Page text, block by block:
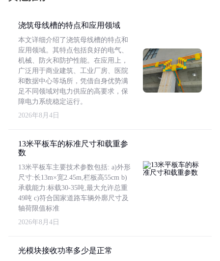
浇筑母线槽的特点和应用领域
本文详细介绍了浇筑母线槽的特点和
应用领域。其特点包括良好的电气、
机械、防火和防护性能。在应用上，
广泛用于商业建筑、工业厂房、医院
和数据中心等场所，凭借自身优势满
足不同领域对电力供应的高要求，保
障电力系统稳定运行。
2026年8月4日
13米平板车的标准尺寸和载重参
数
13米平板车主要技术参数包括: a)外形
尺寸:长13m×宽2.45m,栏板高55cm b)
承载能力:标载30-35吨,最大允许总重
49吨 c)符合国家道路车辆外廓尺寸及
轴荷限值标准
2026年8月4日
光模块接收功率多少是正常